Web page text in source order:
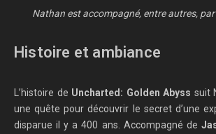
Nathan est accompagné, entre autres,
Histoire et ambiance
L’histoire de Uncharted: Golden Abyss suit
une quête pour découvrir le secret d’une
disparue il y a 400 ans. Accompagné de